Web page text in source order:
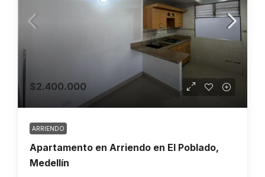
$2.400.000
ARRIENDO
Apartamento en Arriendo en El Poblado,
Medellín